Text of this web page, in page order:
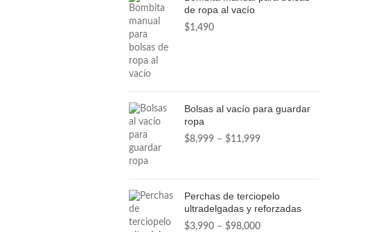
de ropa al vacío
$1,490
Bolsas al vacío para guardar
ropa
$8,999 – $11,999Rango
desde
$8,999
hasta
Perchas de terciopelo
ultradelgadas y reforzadas
$3,990 – $98,000Rango